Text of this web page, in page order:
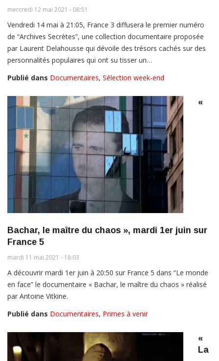
mercredi 12 mai 2021 - 08:51
Vendredi 14 mai à 21:05, France 3 diffusera le premier numéro
de “Archives Secrètes”, une collection documentaire proposée
par Laurent Delahousse qui dévoile des trésors cachés sur des
personnalités populaires qui ont su tisser un…
Publié dans Documentaires, Sélection week-end
«
Bachar, le maître du chaos », mardi 1er juin sur
France 5
mardi 11 mai 2021 - 18:03
A découvrir mardi 1er juin à 20:50 sur France 5 dans “Le monde
en face” le documentaire « Bachar, le maître du chaos » réalisé
par Antoine Vitkine.
Publié dans Documentaires, Primes à venir
«
La